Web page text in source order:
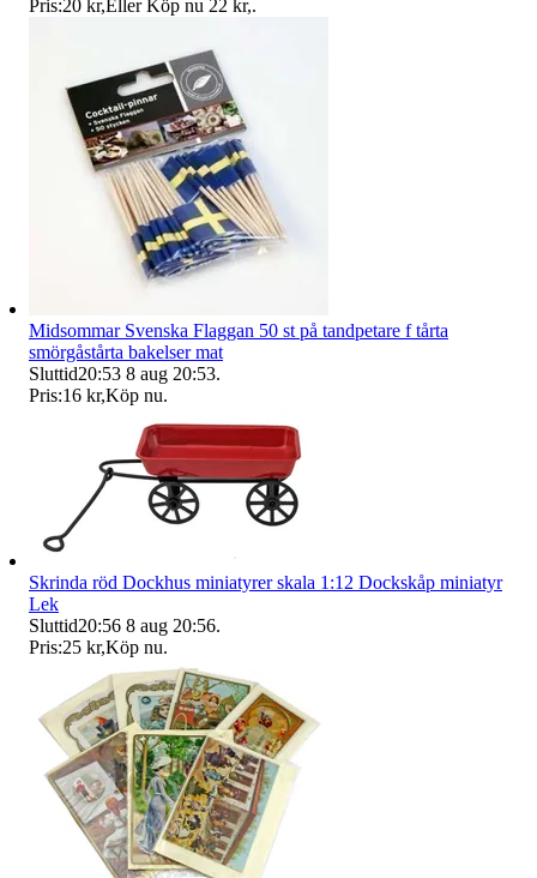
Pris:20 kr,Eller Köp nu 22 kr,.
Midsommar Svenska Flaggan 50 st på tandpetare f tårta
smörgåstårta bakelser mat
Sluttid20:53 8 aug 20:53.
Pris:16 kr,Köp nu.
Skrinda röd Dockhus miniatyrer skala 1:12 Dockskåp miniatyr
Lek
Sluttid20:56 8 aug 20:56.
Pris:25 kr,Köp nu.